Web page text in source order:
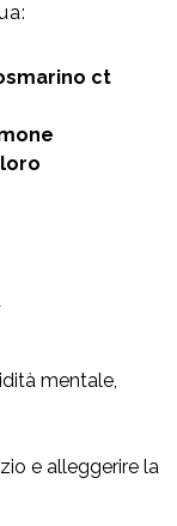
ct
mentale,
e alleggerire la